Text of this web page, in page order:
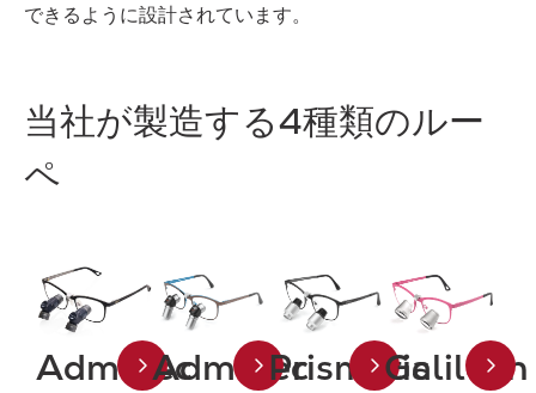
できるように設計されています。
当社が製造する4種類のルー
ペ
AdmetecAdmetecPrismaticGalilean